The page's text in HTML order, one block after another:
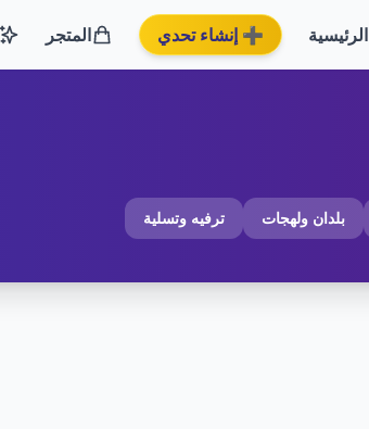
الرئيسية ➕ إنشاء تحدي المتجر
بلدان ولهجات ترفيه وتسلية